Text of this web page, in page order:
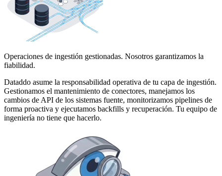
Operaciones de ingestión gestionadas. Nosotros garantizamos la
fiabilidad.
Dataddo asume la responsabilidad operativa de tu capa de ingestión.
Gestionamos el mantenimiento de conectores, manejamos los
cambios de API de los sistemas fuente, monitorizamos pipelines de
forma proactiva y ejecutamos backfills y recuperación. Tu equipo de
ingeniería no tiene que hacerlo.